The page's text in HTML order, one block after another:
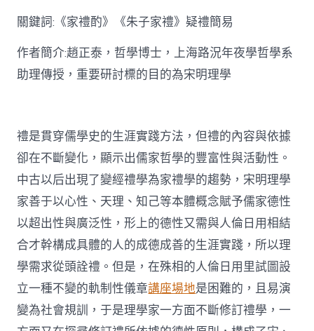
中
關鍵詞:《家禮酌》《朱子家禮》疑禮簡易
作者簡介:趙正泰，哲學博士，上海路況年夜學哲學系
助理傳授，重要研討標的目的為宋明理學
禮是貫穿儒學史的生涯實踐方法，但禮的內容與依據
卻在不斷變化，顯示出儒家哲學的豐富性與活動性。
中古以后出現了變經禮學為家禮學的趨勢，宋明理學
家善于以心性、天理、知己等本體概念賦予儒家德性
以超出性與廣泛性，形上的德性又需與人倫日用相結
合才幹構成具體的人的成德成善的生涯實踐，所以理
學需求從頭詮禮。但是，在殊相的人倫日用里試圖設
立一種不變的軌制性儀章講座場地是困難的，且易演
變為社會規訓，于是理學家一方面不斷修訂禮學，一